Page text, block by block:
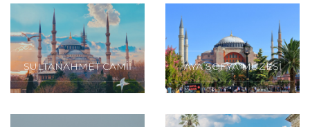
SULTANAHMET CAMİİ AYA SOFYA MÜZESİ